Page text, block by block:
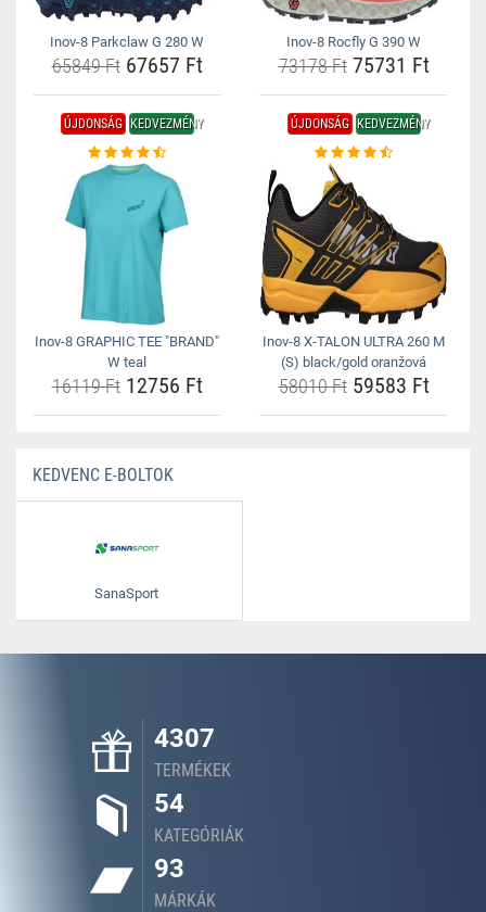
Inov-8 Parkclaw G 280 W
65849 Ft67657 Ft
Inov-8 Rocfly G 390 W
73178 Ft75731 Ft
ÚJDONSÁG KEDVEZMÉNY
Inov-8 GRAPHIC TEE "BRAND"
W teal
16119 Ft12756 Ft
ÚJDONSÁG KEDVEZMÉNY
Inov-8 X-TALON ULTRA 260 M
(S) black/gold oranžová
58010 Ft59583 Ft
KEDVENC E-BOLTOK
SanaSport
4307
TERMÉKEK
54
KATEGÓRIÁK
93
MÁRKÁK